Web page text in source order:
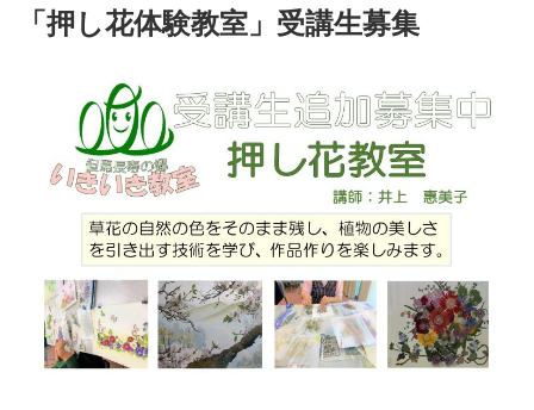
施設・料金
アクセス
「押し花体験教室」受講生募集